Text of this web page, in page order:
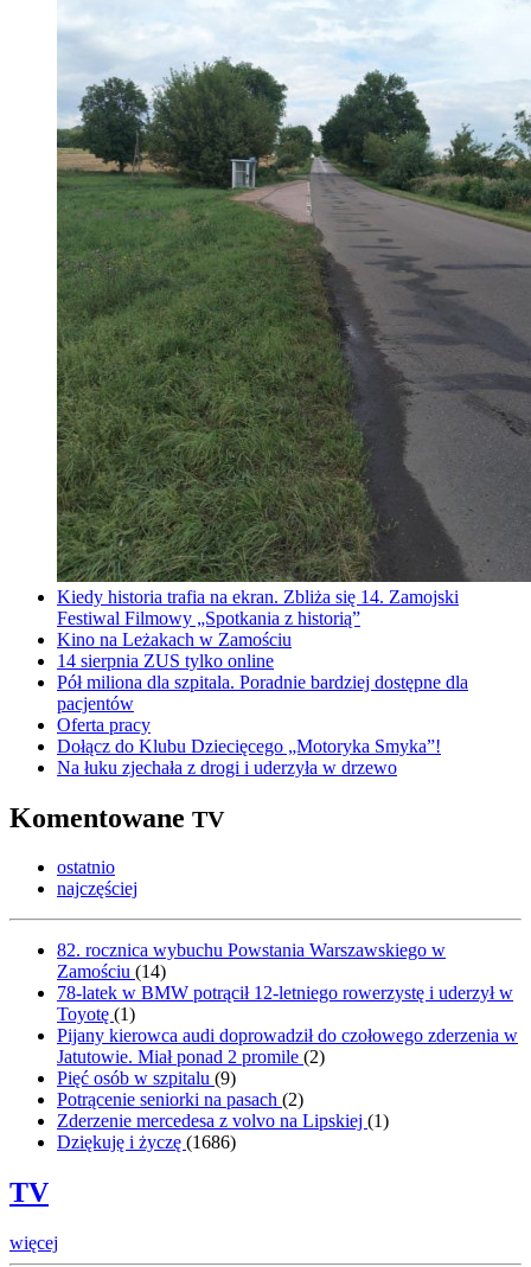
Kiedy historia trafia na ekran. Zbliża się 14. Zamojski
Festiwal Filmowy „Spotkania z historią”
Kino na Leżakach w Zamościu
14 sierpnia ZUS tylko online
Pół miliona dla szpitala. Poradnie bardziej dostępne dla
pacjentów
Oferta pracy
Dołącz do Klubu Dziecięcego „Motoryka Smyka”!
Na łuku zjechała z drogi i uderzyła w drzewo
Komentowane TV
ostatnio
najczęściej
82. rocznica wybuchu Powstania Warszawskiego w
Zamościu (14)
78-latek w BMW potrącił 12-letniego rowerzystę i uderzył w
Toyotę (1)
Pijany kierowca audi doprowadził do czołowego zderzenia w
Jatutowie. Miał ponad 2 promile (2)
Pięć osób w szpitalu (9)
Potrącenie seniorki na pasach (2)
Zderzenie mercedesa z volvo na Lipskiej (1)
Dziękuję i życzę (1686)
TV
więcej